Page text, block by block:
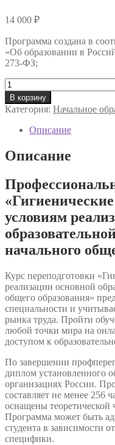
14 000 ₽
Программа создана в
«Об образовании в
273-ФЗ;
Количество
товара
Профессиональная
переподготовка
«Гигиенические
требования
к
условиям
основной
образовательной
программы
начального
общего
образования»
В корзину
Категория: Начальное
Описание
Описание
условиям
начального
Курс переподготовки
реализации основной
общего образования»
специальности и
рынка труда. Пройти
любой точки мира на
доступом к
По завершении
диплом установленного
организациях России.
составляет не менее 256
оснащены теоретической
Программа может быть
студента в зависимости
специфики.